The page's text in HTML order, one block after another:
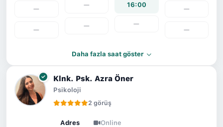
—
—
—
—
16:00
—
—
—
Daha fazla saat göster
Klnk. Psk. Azra Öner
Psikoloji
2 görüş
Adres Online